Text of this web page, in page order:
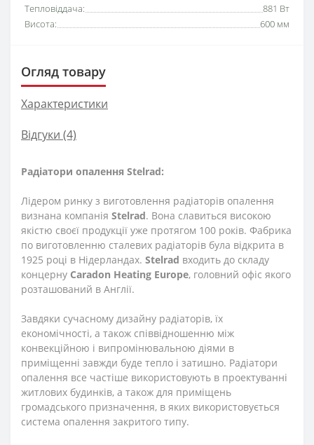
Тепловіддача:
881 Вт
Висота:
600 мм
Огляд товару
Характеристики
Відгуки (4)
Радіатори опалення Stelrad:
Лідером ринку з виготовлення радіаторів опалення
визнана компанія Stelrad. Вона славиться високою
якістю своєї продукції уже протягом 100 років. Фабрика
по виготовленню сталевих радіаторів була відкрита в
1925 році в Нідерландах. Stelrad входить до складу
концерну Caradon Heating Europe, головний офіс якого
розташований в Англії.
Завдяки сучасному дизайну радіаторів, їх
економічності, а також співвідношенню між
конвекційною і випромінювальною діями в
приміщенні завжди буде тепло і затишно. Радіатори
опалення все частіше використовують в проектуванні
житлових будинків, а також для приміщень
громадського призначення, в яких використовується
система опалення закритого типу.